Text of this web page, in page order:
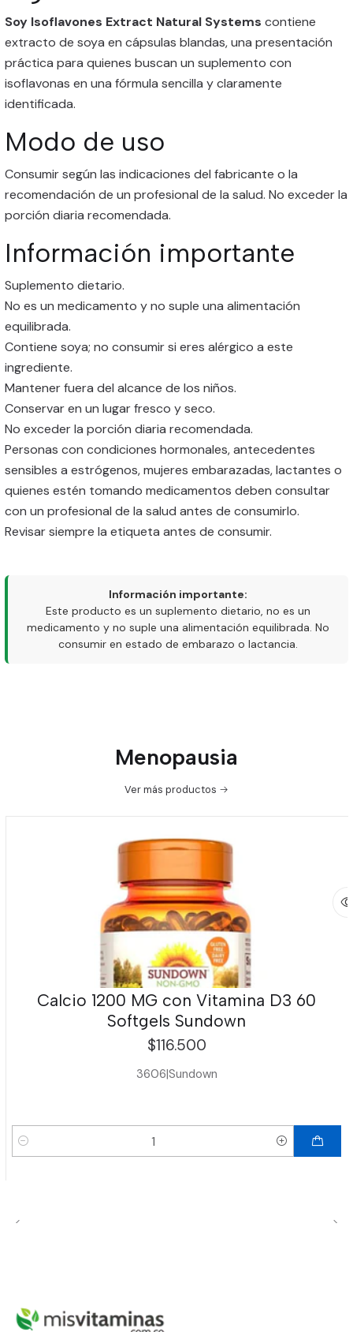
Soy Isoflavones Extract Natural Systems contiene
extracto de soya en cápsulas blandas, una presentación
práctica para quienes buscan un suplemento con
isoflavonas en una fórmula sencilla y claramente
identificada.
Modo de uso
Consumir según las indicaciones del fabricante o la
recomendación de un profesional de la salud. No exceder la
porción diaria recomendada.
Información importante
Suplemento dietario.
No es un medicamento y no suple una alimentación
equilibrada.
Contiene soya; no consumir si eres alérgico a este
ingrediente.
Mantener fuera del alcance de los niños.
Conservar en un lugar fresco y seco.
No exceder la porción diaria recomendada.
Personas con condiciones hormonales, antecedentes
sensibles a estrógenos, mujeres embarazadas, lactantes o
quienes estén tomando medicamentos deben consultar
con un profesional de la salud antes de consumirlo.
Revisar siempre la etiqueta antes de consumir.
Información importante:
Este producto es un suplemento dietario, no es un
medicamento y no suple una alimentación equilibrada. No
consumir en estado de embarazo o lactancia.
Menopausia
Ver más productos
Calcio 1200 MG con Vitamina D3 60
Softgels Sundown
$116.500
3606|Sundown
Cantidad